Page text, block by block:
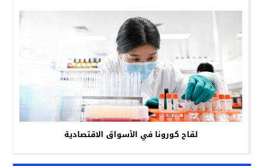
لقاح كورونا في الأسواق الاقتصادية